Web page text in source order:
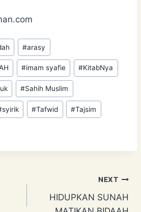
#arasy
#imam syafie #KitabNya
#Sahih Muslim
syirik #Tafwid #Tajsim
NEXT
HIDUPKAN SUNAH